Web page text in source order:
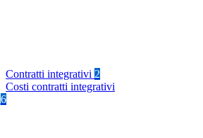
Contratti integrativi 2
Costi contratti integrativi
6